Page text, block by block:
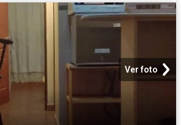
Ver foto